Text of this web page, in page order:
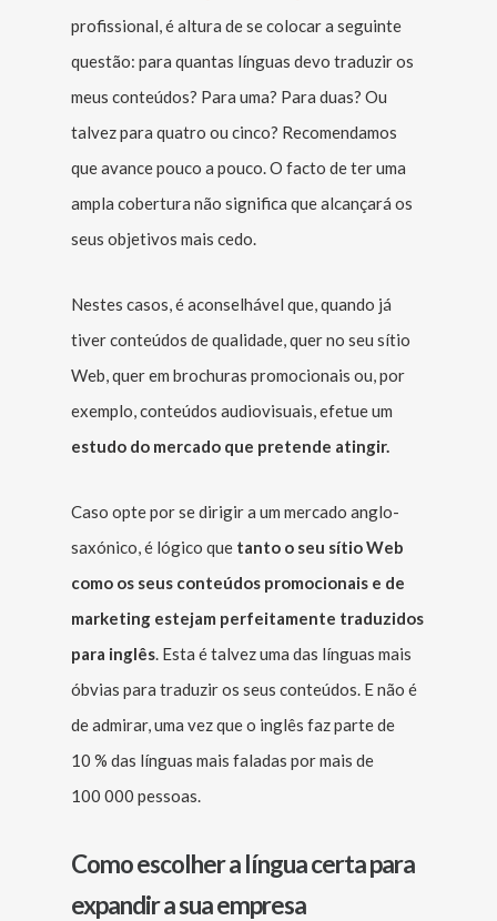
profissional, é altura de se colocar a seguinte
questão: para quantas línguas devo traduzir os
meus conteúdos? Para uma? Para duas? Ou
talvez para quatro ou cinco? Recomendamos
que avance pouco a pouco. O facto de ter uma
ampla cobertura não significa que alcançará os
seus objetivos mais cedo.
Nestes casos, é aconselhável que, quando já
tiver conteúdos de qualidade, quer no seu sítio
Web, quer em brochuras promocionais ou, por
exemplo, conteúdos audiovisuais, efetue um
estudo do mercado que pretende atingir.
Caso opte por se dirigir a um mercado anglo-
saxónico, é lógico que tanto o seu sítio Web
como os seus conteúdos promocionais e de
marketing estejam perfeitamente traduzidos
para inglês. Esta é talvez uma das línguas mais
óbvias para traduzir os seus conteúdos. E não é
de admirar, uma vez que o inglês faz parte de
10 % das línguas mais faladas por mais de
100 000 pessoas.
Como escolher a língua certa para
expandir a sua empresa